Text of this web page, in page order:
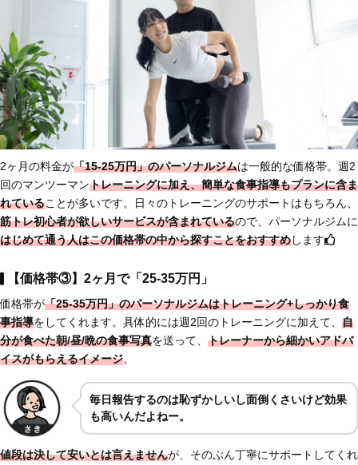
2ヶ月の料金が「15-25万円」のパーソナルジムは一般的な価格帯。週2
回のマンツーマントレーニングに加え、簡単な食事指導もプランに含ま
れていることが多いです。日々のトレーニングのサポートはもちろん、
筋トレ初心者が欲しいサービスが含まれているので、パーソナルジムに
はじめて通う人はこの価格帯の中から探すことをおすすめします
【価格帯③】2ヶ月で「25-35万円」
価格帯が「25-35万円」のパーソナルジムはトレーニング+しっかり食
事指導をしてくれます。具体的には週2回のトレーニングに加えて、 自
分が食べた朝/昼/晩の食事写真を送って、 トレーナーから細かいアドバ
イスがもらえるイメージ。
毎日報告するのは恥ずかしいし面倒くさいけど効果
も高いんだよねー。
値段は決して安いとは言えませんが、そのぶん丁寧にサポートしてくれ